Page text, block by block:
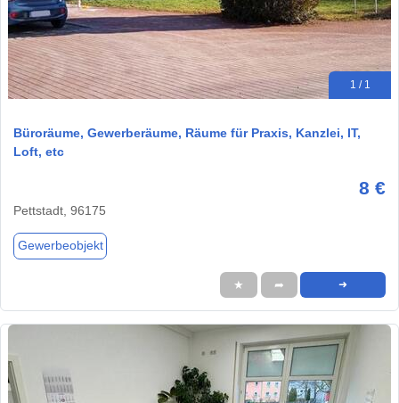
1 / 1
Büroräume, Gewerberäume, Räume für Praxis, Kanzlei, IT,
Loft, etc
8 €
Pettstadt, 96175
Gewerbeobjekt
★ ➦ ➜